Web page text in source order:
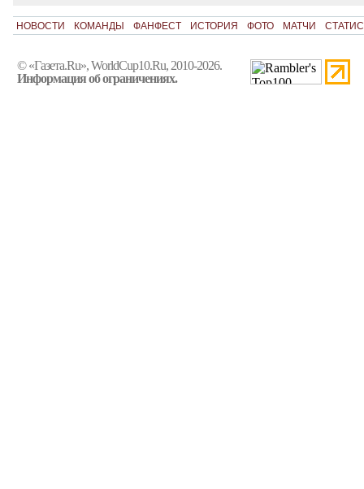
НОВОСТИ КОМАНДЫ ФАНФЕСТ ИСТОРИЯ ФОТО МАТЧИ
© «Газета.Ru», WorldCup10.Ru, 2010-2026.
Информация об ограничениях.